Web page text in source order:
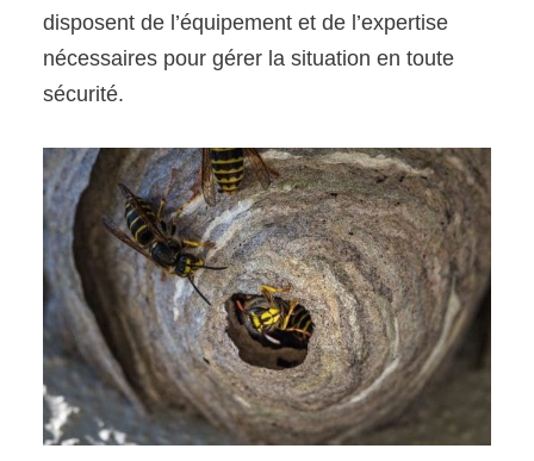
disposent de l’équipement et de l’expertise
nécessaires pour gérer la situation en toute
sécurité.